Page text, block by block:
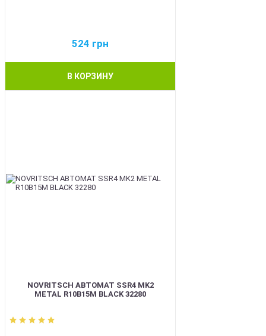
524 грн
В КОРЗИНУ
NOVRITSCH АВТОМАТ SSR4 MK2
METAL R10B15M BLACK 32280